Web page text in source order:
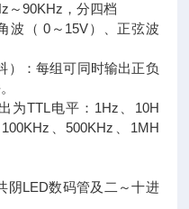
～90KHz，分四档
波（ 0～15V）、正弦波
）：每组可同时输出正负
为TTL电平：1Hz、10H
、500KHz、1MH
阴LED数码管及二～十进